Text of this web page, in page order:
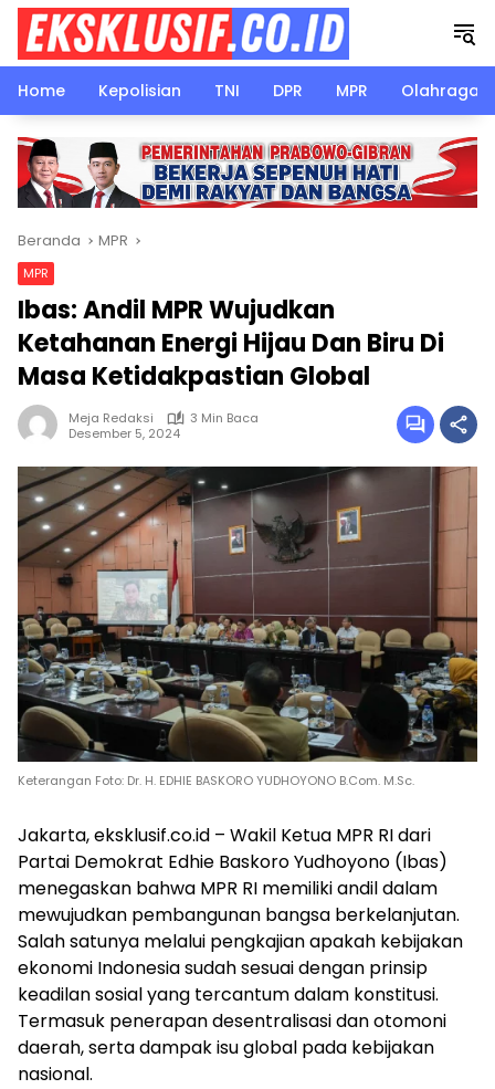
Langsung
konten
Home
Kepolisian TNI DPR MPR Olahraga
Beranda MPR
MPR
Ibas: Andil MPR Wujudkan
Ketahanan Energi Hijau Dan Biru Di
Masa Ketidakpastian Global
Meja Redaksi
3 Min Baca
Desember 5, 2024
Keterangan Foto: Dr. H. EDHIE BASKORO YUDHOYONO B.Com. M.Sc.
Jakarta, eksklusif.co.id – Wakil Ketua MPR RI dari
Partai Demokrat Edhie Baskoro Yudhoyono (Ibas)
menegaskan bahwa MPR RI memiliki andil dalam
mewujudkan pembangunan bangsa berkelanjutan.
Salah satunya melalui pengkajian apakah kebijakan
ekonomi Indonesia sudah sesuai dengan prinsip
keadilan sosial yang tercantum dalam konstitusi.
Termasuk penerapan desentralisasi dan otomoni
daerah, serta dampak isu global pada kebijakan
nasional.